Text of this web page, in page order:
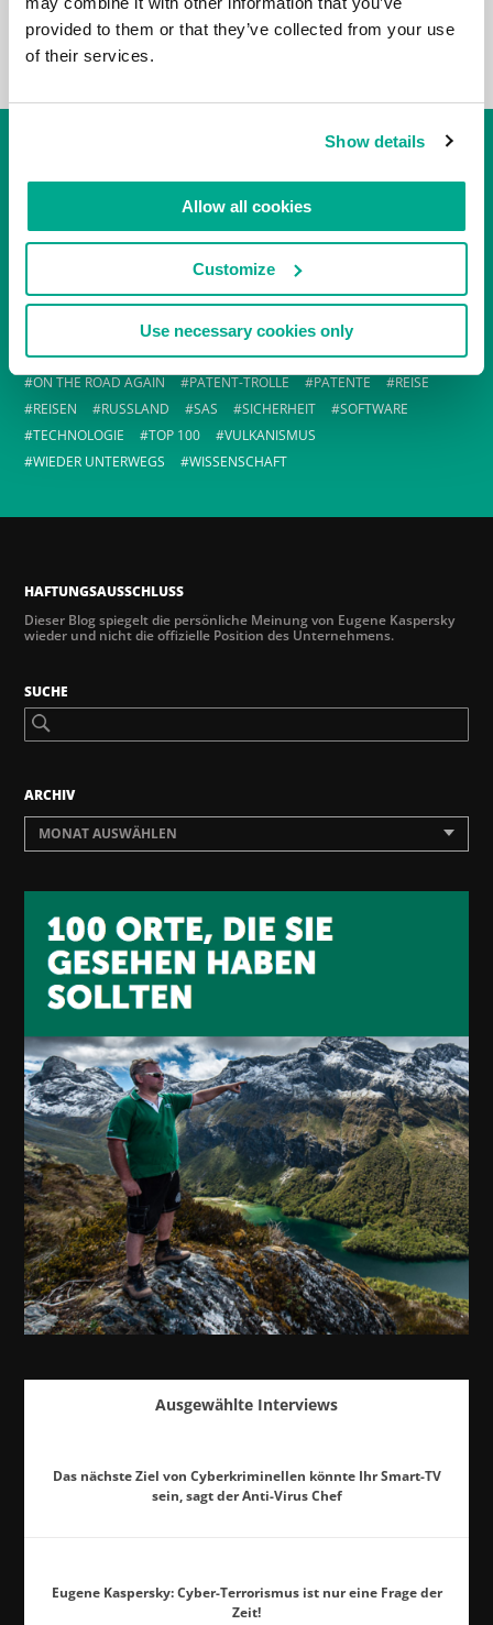
provided to them or that they’ve collected from your use
of their services.
Show details
Allow all cookies
Customize
Use necessary cookies only
ALTAI AUSTRALIEN
FERRARI
FLUGHAFEN FORMEL 1
GEBURTSTAG
I-NEWS INDUSTRIE
JAPAN
KAMCHATKA KAMTSCHATKA
KASPERSKY LAB
KL GESCHICHTE LONDON
MALWARE
MARKT
MOSKAU MUST SEE NEUSEELAND
NEW YORK
ON THE ROAD AGAIN
PATENT-TROLLE PATENTE
REISE
REISEN
RUSSLAND SAS SICHERHEIT
SOFTWARE
TECHNOLOGIE
TOP 100
VULKANISMUS
WIEDER UNTERWEGS
WISSENSCHAFT
HAFTUNGSAUSSCHLUSS
Dieser Blog spiegelt die persönliche Meinung von Eugene Kaspersky
wieder und nicht die offizielle Position des Unternehmens.
SUCHE
ARCHIV
MONAT AUSWÄHLEN
Ausgewählte Interviews
Das nächste Ziel von Cyberkriminellen könnte Ihr Smart-TV
sein, sagt der Anti-Virus Chef
Eugene Kaspersky: Cyber-Terrorismus ist nur eine Frage der
Zeit!